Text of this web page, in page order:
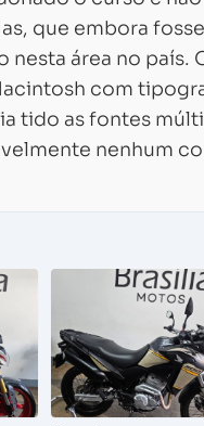
que embora
área no país.
com
tido as fontes
nenhum